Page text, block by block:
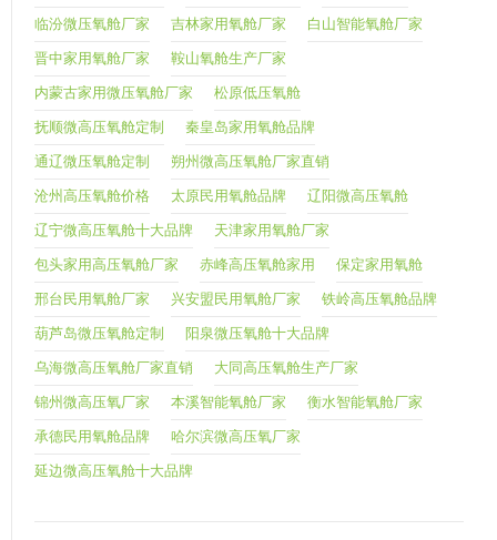
临汾微压氧舱厂家 吉林家用氧舱厂家 白山智能氧舱厂家
晋中家用氧舱厂家 鞍山氧舱生产厂家
内蒙古家用微压氧舱厂家 松原低压氧舱
抚顺微高压氧舱定制 秦皇岛家用氧舱品牌
通辽微压氧舱定制 朔州微高压氧舱厂家直销
沧州高压氧舱价格 太原民用氧舱品牌 辽阳微高压氧舱
辽宁微高压氧舱十大品牌 天津家用氧舱厂家
包头家用高压氧舱厂家 赤峰高压氧舱家用 保定家用氧舱
邢台民用氧舱厂家 兴安盟民用氧舱厂家 铁岭高压氧舱品牌
葫芦岛微压氧舱定制 阳泉微压氧舱十大品牌
乌海微高压氧舱厂家直销 大同高压氧舱生产厂家
锦州微高压氧厂家 本溪智能氧舱厂家 衡水智能氧舱厂家
承德民用氧舱品牌 哈尔滨微高压氧厂家
延边微高压氧舱十大品牌